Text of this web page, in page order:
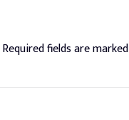
Required fields are marked